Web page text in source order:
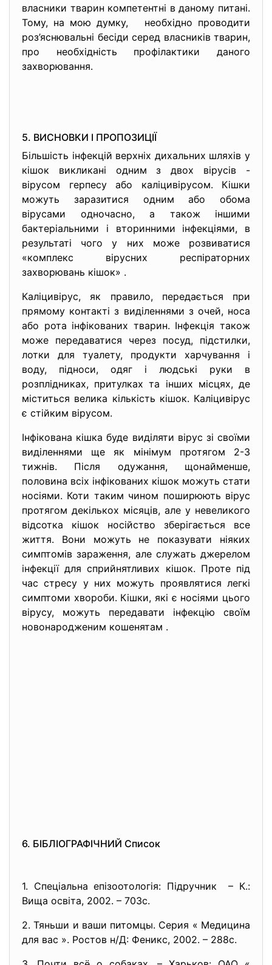
власники тварин компетентні в даному питані.
Тому, на мою думку, необхідно проводити
роз’яснювальні бесіди серед власників тварин,
про необхідність профілактики даного
захворювання.
5. ВИСНОВКИ І ПРОПОЗИЦІЇ
Більшість інфекцій верхніх дихальних шляхів у
кішок викликані одним з двох вірусів -
вірусом герпесу або каліцивірусом. Кішки
можуть заразитися одним або обома
вірусами одночасно, а також іншими
бактеріальними і вторинними інфекціями, в
результаті чого у них може розвиватися
«комплекс вірусних респіраторних
захворювань кішок» .
Каліцивірус, як правило, передається при
прямому контакті з виділеннями з очей, носа
або рота інфікованих тварин. Інфекція також
може передаватися через посуд, підстилки,
лотки для туалету, продукти харчування і
воду, підноси, одяг і людські руки в
розплідниках, притулках та інших місцях, де
міститься велика кількість кішок. Каліцивірус
є стійким вірусом.
Інфікована кішка буде виділяти вірус зі своїми
виділеннями ще як мінімум протягом 2-3
тижнів. Після одужання, щонайменше,
половина всіх інфікованих кішок можуть стати
носіями. Коти таким чином поширюють вірус
протягом декількох місяців, але у невеликого
відсотка кішок носійство зберігається все
життя. Вони можуть не показувати ніяких
симптомів зараження, але служать джерелом
інфекції для сприйнятливих кішок. Проте під
час стресу у них можуть проявлятися легкі
симптоми хвороби. Кішки, які є носіями цього
вірусу, можуть передавати інфекцію своїм
новонародженим кошенятам .
6. БІБЛІОГРАФІЧНИЙ Список
1. Спеціальна епізоотологія: Підручник – К.:
Вища освіта, 2002. – 703с.
2. Тяньши и ваши питомцы. Серия « Медицина
для вас ». Ростов н/Д: Феникс, 2002. – 288с.